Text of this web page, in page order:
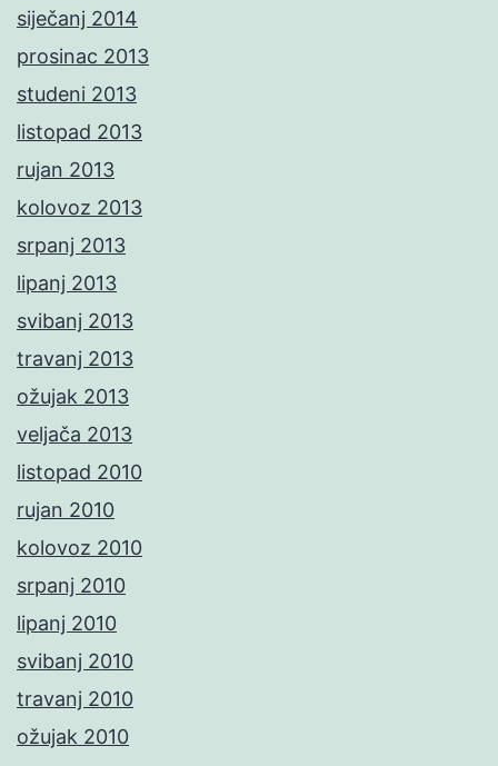
siječanj 2014
prosinac 2013
studeni 2013
listopad 2013
rujan 2013
kolovoz 2013
srpanj 2013
lipanj 2013
svibanj 2013
travanj 2013
ožujak 2013
veljača 2013
listopad 2010
rujan 2010
kolovoz 2010
srpanj 2010
lipanj 2010
svibanj 2010
travanj 2010
ožujak 2010